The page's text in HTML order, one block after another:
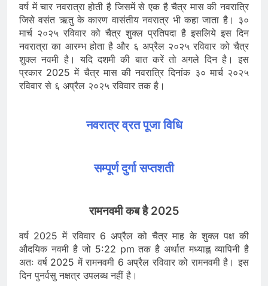
वर्ष में चार नवरात्रा होती है जिसमें से एक है चैत्र मास की नवरात्रि
जिसे वसंत ऋतु के कारण वासंतीय नवरात्र भी कहा जाता है। ३०
मार्च २०२५ रविवार को चैत्र शुक्ल प्रतिपदा है इसलिये इस दिन
नवरात्रा का आरम्भ होता है और ६ अप्रैल २०२५ रविवार को चैत्र
शुक्ल नवमी है। यदि दशमी की बात करें तो अगले दिन है। इस
प्रकार 2025 में चैत्र मास की नवरात्रि दिनांक ३० मार्च २०२५
रविवार से ६ अप्रैल २०२५ रविवार तक है।
नवरात्र व्रत पूजा विधि
सम्पूर्ण दुर्गा सप्तशती
रामनवमी कब है 2025
वर्ष 2025 में रविवार 6 अप्रैल को चैत्र माह के शुक्ल पक्ष की
औदयिक नवमी है जो 5:22 pm तक है अर्थात मध्याह्न व्यापिनी है
अतः वर्ष 2025 में रामनवमी 6 अप्रैल रविवार को रामनवमी है। इस
दिन पुनर्वसु नक्षत्र उपलब्ध नहीं है।